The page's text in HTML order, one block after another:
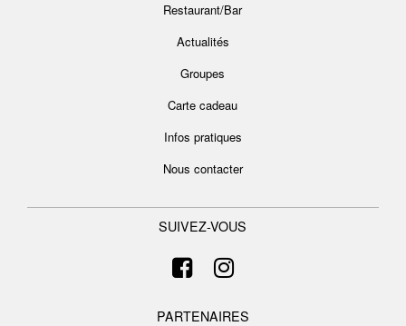
Restaurant/Bar
Actualités
Groupes
Carte cadeau
Infos pratiques
Nous contacter
SUIVEZ-VOUS
PARTENAIRES